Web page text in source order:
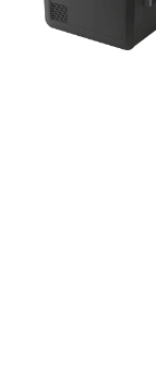
Beoordeling is 9,5